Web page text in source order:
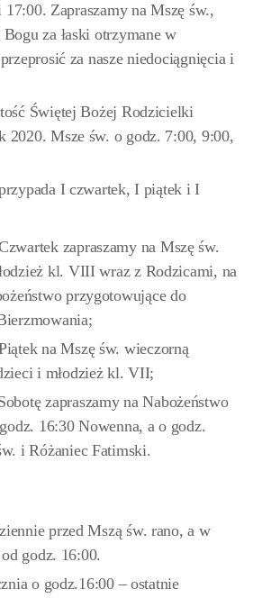
Zapraszamy na Mszę św.,
za łaski otrzymane w
za nasze niedociągnięcia i
Świętej Bożej Rodzicielki
Msze św. o godz. 7:00, 9:00,
I czwartek, I piątek i I
zapraszamy na Mszę św.
kl. VIII wraz z Rodzicami, na
przygotowujące do
na Mszę św. wieczorną
i młodzież kl. VII;
zapraszamy na Nabożeństwo
16:30 Nowenna, a o godz.
i Różaniec Fatimski.
przed Mszą św. rano, a w
godz. 16:00.
o godz.16:00 – ostatnie